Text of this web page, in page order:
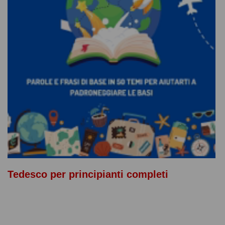
Tedesco per principianti completi